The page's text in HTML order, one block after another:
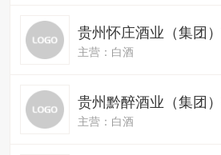
贵州怀庄酒业（集团
主营：白酒
贵州黔醉酒业（集团
主营：白酒